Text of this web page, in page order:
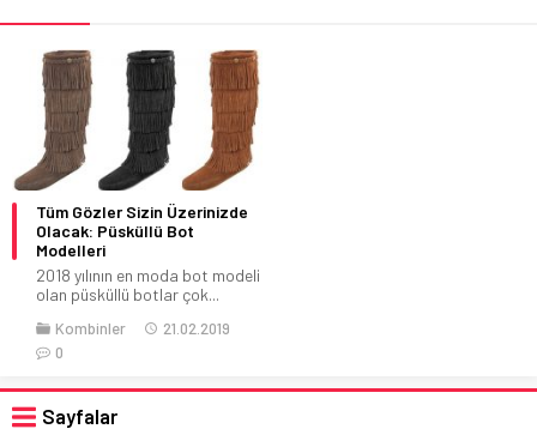
Tüm Gözler Sizin Üzerinizde
Olacak: Püsküllü Bot
Modelleri
2018 yılının en moda bot modeli
olan püsküllü botlar çok...
Kombinler
21.02.2019
0
Sayfalar